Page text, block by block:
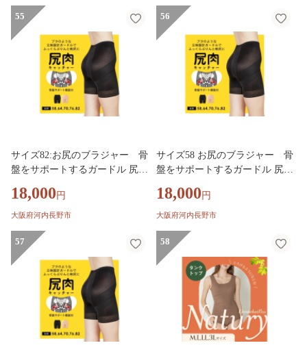
N Japan
N Japan
55
サイズ82:お尻のブラジャー 骨
盤をサポートするガードル 尻肉
ガードル レディース 骨盤矯正
骨盤 ヒップアップ ボディシェ
N Japan
18,000 円
大阪府河内長野市
56
サイズ58 お尻のブラジャー 骨
盤をサポートするガードル 尻肉
ガードル レディース 骨盤矯正
骨盤 ヒップアップ ボディシェ
N Japan
18,000 円
大阪府河内長野市
57 58